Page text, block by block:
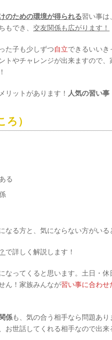
のための環境が得られる習い事は
もでき、 交友関係も広がります！
た子も少しずつ自立できるいい
トやチャレンジが出来ますので
リットがあります！ 人気の習い事
）
る
なる方と、気にならない方がいる
で詳しく解説します！
なってくると思います。土日・
ん！家族みんなが習い事に合わ
係も、気の合う相手なら問題あ
お世話してくれる相手なので出来